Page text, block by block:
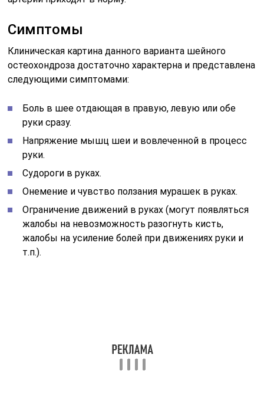
При неврологическом осмотре выявляется снижение
рефлексов в вовлеченной руке (руках), нарушения
болевой чувствительности в руках, снижение силы в
руках. Выраженная цервикобрахиалгия справа, слева
или с обеих сторон может приводить к гипотонии
мышц и, в дальнейшем, их атрофии.
требует нейрохирургического лечения. Показанием к
операции служит наличие грыжи межпозвонкового
диска больших размеров (8-10 и более мм),
неэффективность консервативной терапии в течение
попросту перестает получать требуемые ему порции